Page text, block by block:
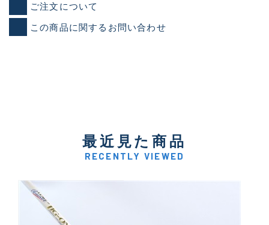
ご注文について
この商品に関するお問い合わせ
最近見た商品
RECENTLY VIEWED